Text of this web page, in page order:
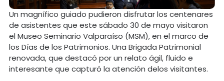
Un magnífico guiado pudieron disfrutar los centenares
de asistentes que este sábado 30 de mayo visitaron
el Museo Seminario Valparaíso (MSM), en el marco de
los Días de los Patrimonios. Una Brigada Patrimonial
renovada, que destacó por un relato ágil, fluido e
interesante que capturó la atención delos visitantes.